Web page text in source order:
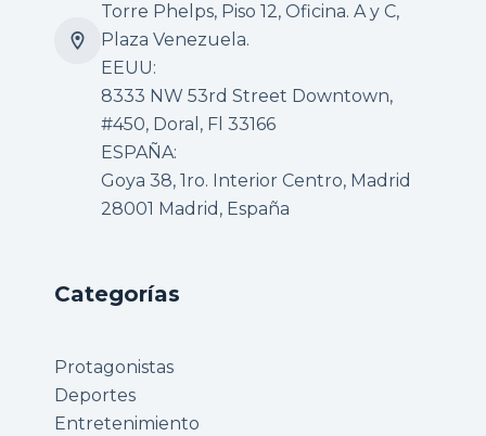
Torre Phelps, Piso 12, Oficina. A y C,
Plaza Venezuela.
EEUU:
8333 NW 53rd Street Downtown,
#450, Doral, Fl 33166
ESPAÑA:
Goya 38, 1ro. Interior Centro, Madrid
28001 Madrid, España
Categorías
Protagonistas
Deportes
Entretenimiento